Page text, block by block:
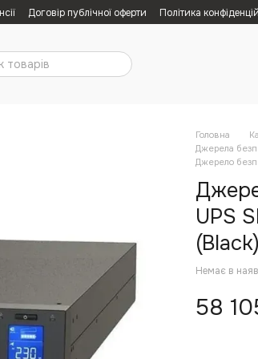
Договір публічної оферти Політика
Головна
Джерела
Джерело
UPS
(Black)
Немає в
58